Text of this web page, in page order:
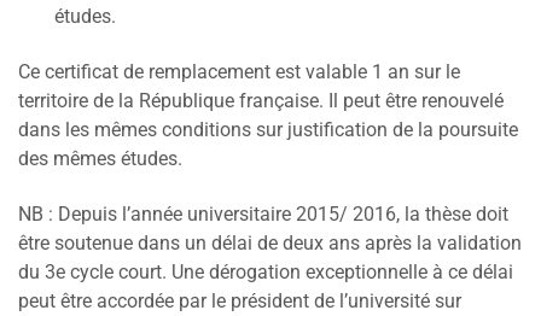
études.
Ce certificat de remplacement est valable 1 an sur le
territoire de la République française. Il peut être renouvelé
dans les mêmes conditions sur justification de la poursuite
des mêmes études.
NB : Depuis l’année universitaire 2015/ 2016, la thèse doit
être soutenue dans un délai de deux ans après la validation
du 3e cycle court. Une dérogation exceptionnelle à ce délai
peut être accordée par le président de l’université sur